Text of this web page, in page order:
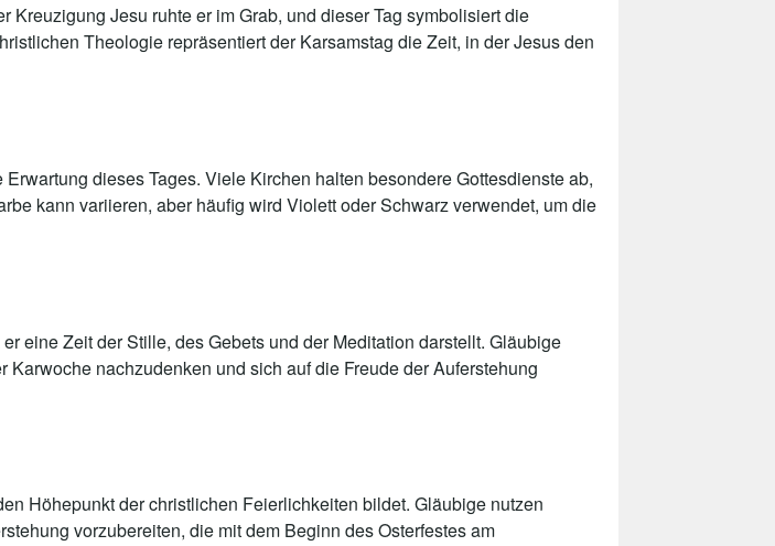
Jesu ruhte er im Grab, und dieser Tag symbolisiert die
Theologie repräsentiert der Karsamstag die Zeit, in der Jesus den
dieses Tages. Viele Kirchen halten besondere Gottesdienste ab,
kann variieren, aber häufig wird Violett oder Schwarz verwendet, um die
eine Zeit der Stille, des Gebets und der Meditation darstellt. Gläubige
nachzudenken und sich auf die Freude der Auferstehung
Höhepunkt der christlichen Feierlichkeiten bildet. Gläubige nutzen
vorzubereiten, die mit dem Beginn des Osterfestes am